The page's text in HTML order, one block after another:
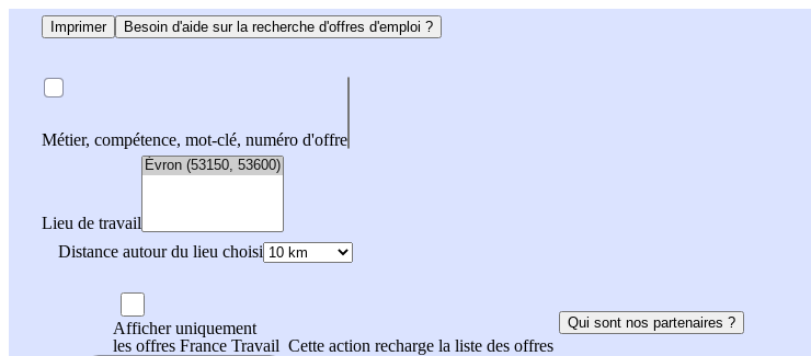
Imprimer Besoin d'aide sur la recherche d'offres d'emploi ?
Métier, compétence, mot-clé, numéro d'offre
Lieu de travail
Distance autour du lieu choisi
Afficher uniquement
les offres France Travail Cette action recharge la liste des offres
Qui sont nos partenaires ?